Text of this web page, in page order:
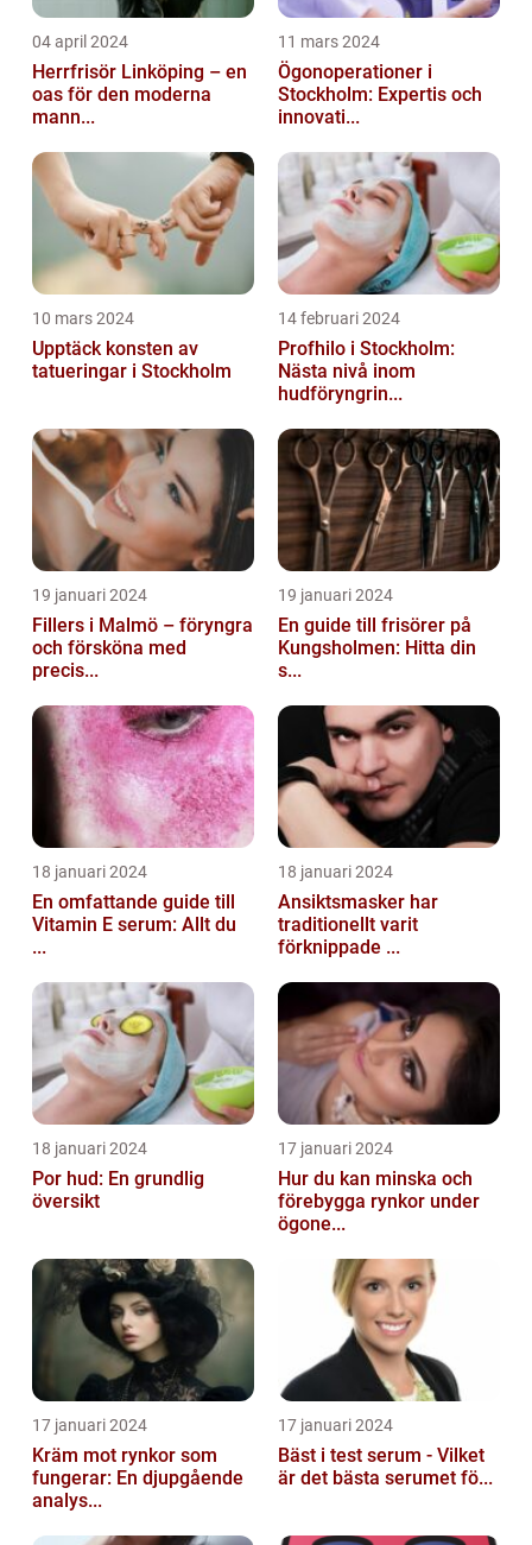
04 april 2024
Herrfrisör Linköping – en
oas för den moderna
mann...
11 mars 2024
Ögonoperationer i
Stockholm: Expertis och
innovati...
10 mars 2024
Upptäck konsten av
tatueringar i Stockholm
14 februari 2024
Profhilo i Stockholm:
Nästa nivå inom
hudföryngrin...
19 januari 2024
Fillers i Malmö – föryngra
och försköna med
precis...
19 januari 2024
En guide till frisörer på
Kungsholmen: Hitta din
s...
18 januari 2024
En omfattande guide till
Vitamin E serum: Allt du
...
18 januari 2024
Ansiktsmasker har
traditionellt varit
förknippade ...
18 januari 2024
Por hud: En grundlig
översikt
17 januari 2024
Hur du kan minska och
förebygga rynkor under
ögone...
17 januari 2024
Kräm mot rynkor som
fungerar: En djupgående
analys...
17 januari 2024
Bäst i test serum - Vilket
är det bästa serumet fö...